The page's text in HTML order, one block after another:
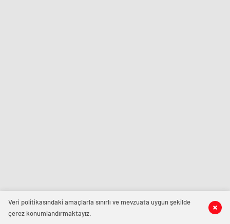
Veri politikasındaki amaçlarla sınırlı ve mevzuata uygun şekilde
çerez konumlandırmaktayız.